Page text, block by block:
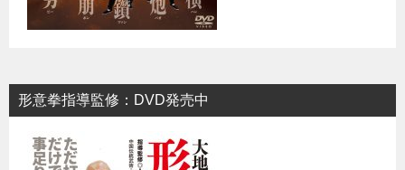
形意拳指導監修：DVD発売中